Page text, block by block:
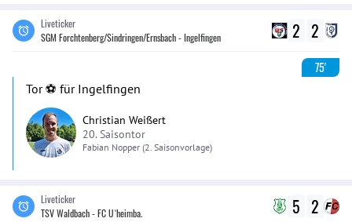
Liveticker
SGM Forchtenberg/Sindringen/Ernsbach - Ingelfingen
2 2
75'
Tor ⚽️ für Ingelfingen
Christian Weißert
20. Saisontor
Fabian Nopper (2. Saisonvorlage)
Liveticker
TSV Waldbach - FC U`heimba.
5 2